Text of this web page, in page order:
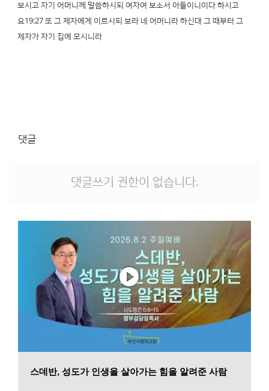
보시고 자기 어머니께 말씀하시되 여자여 보소서 아들이니이다 하시고
요19:27 또 그 제자에게 이르시되 보라 네 어머니라 하신대 그 때부터 그
제자가 자기 집에 모시니라
댓글
댓글쓰기 권한이 없습니다.
스데반, 성도가 인생을 살아가는 힘을 알려준 사람